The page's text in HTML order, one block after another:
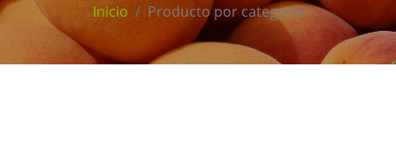
Inicio Producto por categoría